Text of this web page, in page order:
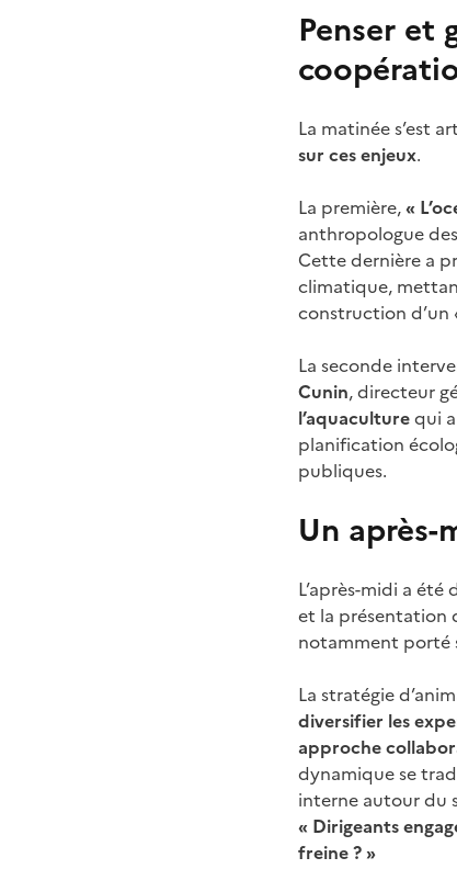
Penser et
La matinée s’est
sur ces enjeux.
La première,«
anthropologue
Cette dernière a
climatique,
construction d’un
La seconde
Cunin, directeur
l’aquaculturequi
planification
publiques.
Un après-
L’après-midi a été
et la présentation
notamment porté
La stratégie
diversifier les
approche
dynamique se
interne autour du
« Dirigeants
freine ? »